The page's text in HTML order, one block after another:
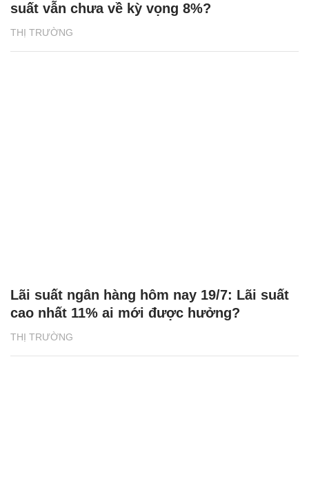
THỊ TRƯỜNG
suất vẫn chưa về kỳ vọng 8%?
THỊ TRƯỜNG
Lãi suất ngân hàng hôm nay 19/7: Lãi suất
cao nhất 11% ai mới được hưởng?